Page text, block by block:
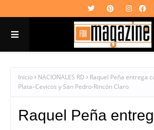
Inicio NACIONALES RD
Raquel Peña entrega
Plata–Cevicos y San Pedro-Rincón Claro
Raquel Peña